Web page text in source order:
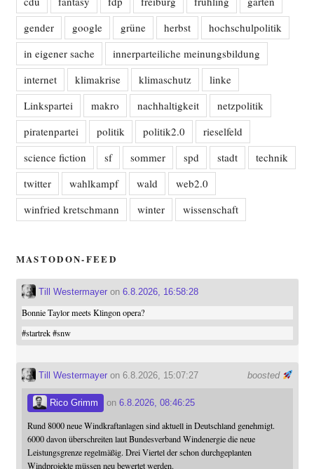
gender
google grüne herbst
hochschulpolitik
in eigener sache
innerparteiliche meinungsbildung
internet
klimakrise klimaschutz
linke
Linkspartei
makro nachhaltigkeit
netzpolitik
piratenpartei
politik politik2.0
rieselfeld
science fiction
sf sommer spd stadt
technik
twitter
wahlkampf wald
web2.0
winfried kretschmann
winter wissenschaft
MASTODON-FEED
Till Westermayeron 6.8.2026, 16:58:28
Bonnie Taylor meets Klingon opera?
#startrek #snw
boosted
Till Westermayeron 6.8.2026, 15:07:27
Rico Grimm on 6.8.2026, 08:46:25
Rund 8000 neue Windkraftanlagen sind aktuell in Deutschland genehmigt.
6000 davon überschreiten laut Bundesverband Windenergie die neue
Leistungsgrenze regelmäßig. Drei Viertel der schon durchgeplanten
Windprojekte müssen neu bewertet werden.